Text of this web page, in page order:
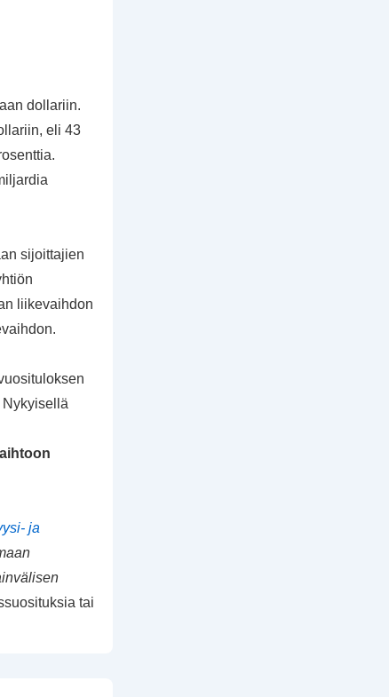
dollariin.
eli 43
sijoittajien
liikevaihdon
ja
tai